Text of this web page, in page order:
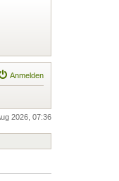
Anmelden
2026, 07:36